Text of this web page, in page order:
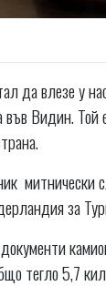
да влезе у
Видин.
за
тегло 5,7